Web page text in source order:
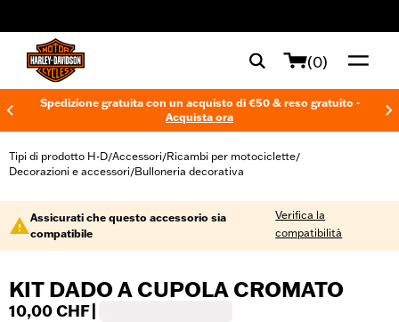
(0)
Spedizione gratuita con un acquisto di €50 & reso gratuito -
Acquista ora
Tipi di prodotto H-D/Accessori/Ricambi per motociclette/
Decorazioni e accessori/Bulloneria decorativa
Assicurati che questo accessorio sia
compatibile
Verifica la
compatibilità
KIT DADO A CUPOLA CROMATO
10,00 CHF